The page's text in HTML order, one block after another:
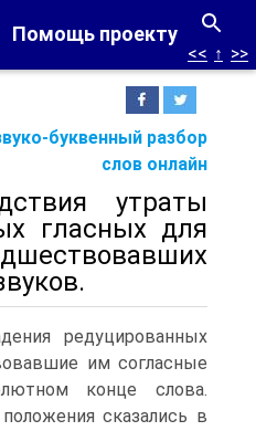
Помощь проекту
буквенный разбор
слов онлайн
<< ↑ >>
утраты
гласных для
редуцированных
им согласные
конце слова.
сказались в